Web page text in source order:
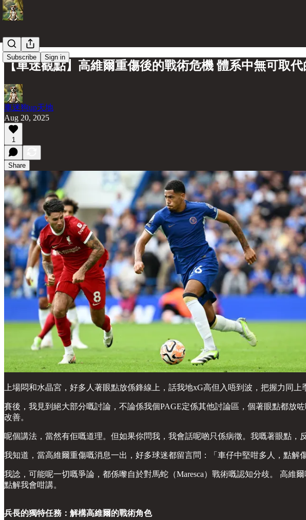
Subscribe Sign in
【車迷觀點】高維爾重傷後的戰術危機 體系中無可取代
車迷狗up天地
Aug 20, 2025
1
Share
上場悶和水晶宮，好多人著眼點放係鋒線上，話我地xG高但入唔到波，把握力同上
賽後，我見到絕大部分嘅討論，不論係我個PAGE定係其他討論區，個著眼點都放
改善。
呢個講法，當然有佢嘅道理。但如果你問我，我會話呢啲只係病徵。我嘅著眼點，
我知道，當高維爾重傷嘅消息一出，好多球迷都留言問：「車仔中堅咁多人，點解
我諗，可能呢一切嘅爭論，都係嚟自於對馬蛇（Maresca）戰術嘅認知分歧。 高
點解我會咁講。
兵長的獨特任務：解構高維爾的戰術角色